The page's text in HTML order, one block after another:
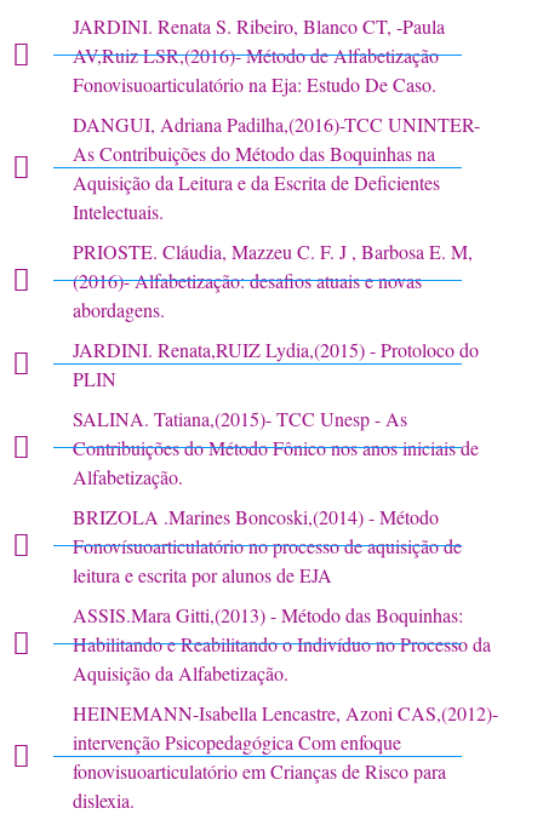
JARDINI. Renata S. Ribeiro, Blanco CT, -Paula
AV,Ruiz LSR,(2016)- Método de Alfabetização
Fonovisuoarticulatório na Eja: Estudo De Caso.
DANGUI, Adriana Padilha,(2016)-TCC UNINTER-
As Contribuições do Método das Boquinhas na
Aquisição da Leitura e da Escrita de Deficientes
Intelectuais.
PRIOSTE. Cláudia, Mazzeu C. F. J , Barbosa E. M,
(2016)- Alfabetização: desafios atuais e novas
abordagens.
JARDINI. Renata,RUIZ Lydia,(2015) - Protoloco do
PLIN
SALINA. Tatiana,(2015)- TCC Unesp - As
Contribuições do Método Fônico nos anos iniciais de
Alfabetização.
BRIZOLA .Marines Boncoski,(2014) - Método
Fonovísuoarticulatório no processo de aquisição de
leitura e escrita por alunos de EJA
ASSIS.Mara Gitti,(2013) - Método das Boquinhas:
Habilitando e Reabilitando o Indivíduo no Processo da
Aquisição da Alfabetização.
HEINEMANN-Isabella Lencastre, Azoni CAS,(2012)-
intervenção Psicopedagógica Com enfoque
fonovisuoarticulatório em Crianças de Risco para
dislexia.